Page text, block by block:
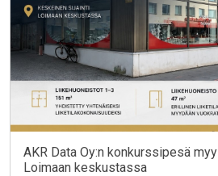
AKR Data Oy:n konkurssipesä
Loimaan keskustassa